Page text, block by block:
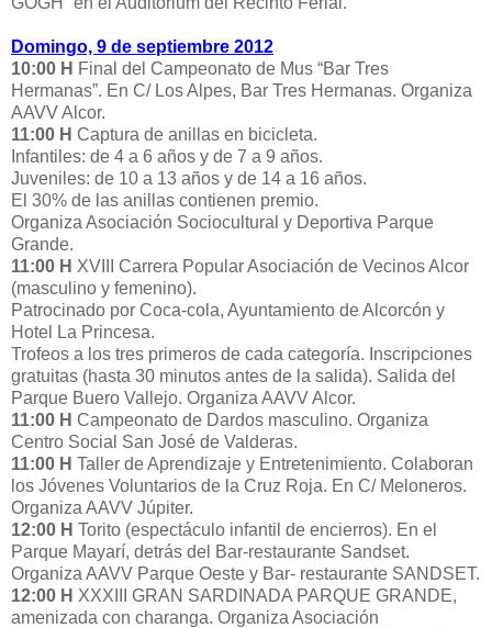
Domingo, 9 de septiembre 2012
10:00 H Final del Campeonato de Mus “Bar Tres
Hermanas”. En C/ Los Alpes, Bar Tres Hermanas. Organiza
AAVV Alcor.
11:00 H Captura de anillas en bicicleta.
Infantiles: de 4 a 6 años y de 7 a 9 años.
Juveniles: de 10 a 13 años y de 14 a 16 años.
El 30% de las anillas contienen premio.
Organiza Asociación Sociocultural y Deportiva Parque
Grande.
11:00 H XVIII Carrera Popular Asociación de Vecinos Alcor
(masculino y femenino).
Patrocinado por Coca-cola, Ayuntamiento de Alcorcón y
Hotel La Princesa.
Trofeos a los tres primeros de cada categoría. Inscripciones
gratuitas (hasta 30 minutos antes de la salida). Salida del
Parque Buero Vallejo. Organiza AAVV Alcor.
11:00 H Campeonato de Dardos masculino. Organiza
Centro Social San José de Valderas.
11:00 H Taller de Aprendizaje y Entretenimiento. Colaboran
los Jóvenes Voluntarios de la Cruz Roja. En C/ Meloneros.
Organiza AAVV Júpiter.
12:00 H Torito (espectáculo infantil de encierros). En el
Parque Mayarí, detrás del Bar-restaurante Sandset.
Organiza AAVV Parque Oeste y Bar- restaurante SANDSET.
12:00 H XXXIII GRAN SARDINADA PARQUE GRANDE,
amenizada con charanga. Organiza Asociación